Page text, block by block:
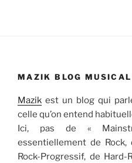
MAZIK BLOG
Mazik est un blog qui
celle qu’on entend
Ici, pas de «
essentiellement de Rock,
Rock-Progressif, de Hard-